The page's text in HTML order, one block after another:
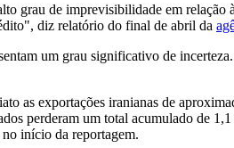
grau de imprevisibilidade em relação
diz relatório do final de abril da
um grau significativo de
as exportações iranianas de
perderam um total acumulado de
no início da reportagem.